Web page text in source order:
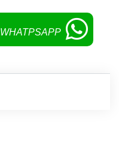
WHATPSAPP